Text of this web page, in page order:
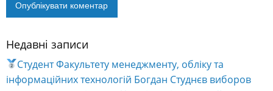
Alternative:
Недавні записи
Студент Факультету менеджменту, обліку та
інформаційних технологій Богдан Студнєв виборов